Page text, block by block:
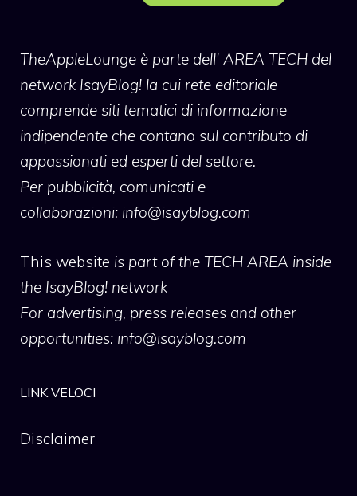
TheAppleLounge è parte dell' AREA TECH del
network IsayBlog! la cui rete editoriale
comprende siti tematici di informazione
indipendente che contano sul contributo di
appassionati ed esperti del settore.
Per pubblicità, comunicati e
collaborazioni: info@isayblog.com
This website is part of the TECH AREA inside
the IsayBlog! network
For advertising, press releases and other
opportunities: info@isayblog.com
LINK VELOCI
Disclaimer